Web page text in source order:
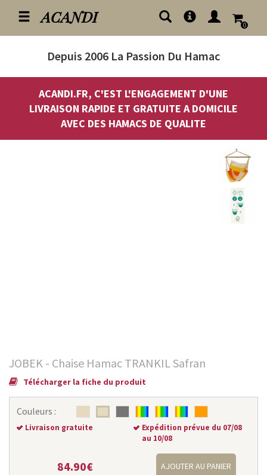
ACANDI 0
Depuis 2006 La Passion Du Hamac
ACANDI.FR, C'EST L'ENGAGEMENT D'UNE
LIVRAISON RAPIDE ET GRATUITE A DOMICILE
AVEC DES HAMACS DE QUALITE
JOBEK - Chaise Hamac TRANKIL Safran
Télécharger la fiche du produit
Couleurs :
Livraison gratuite
Expédition prévue du 07/08
au 10/08
84.90€ AJOUTER AU PANIER